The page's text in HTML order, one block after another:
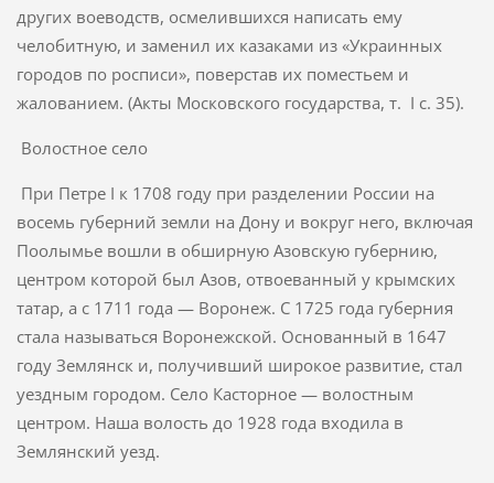
других воеводств, осмелившихся написать ему
челобитную, и заменил их казаками из «Украинных
городов по росписи», поверстав их поместьем и
жалованием. (Акты Московс­кого государства, т. I с. 35).
Волостное село
При Петре I к 1708 году при разделении России на
восемь губерний земли на Дону и вокруг него, включая
Поолымье вошли в обширную Азовскую губернию,
центром которой был Азов, отвоеванный у крымских
татар, а с 1711 года — Воронеж. С 1725 года губерния
стала называться Воронежской. Основанный в 1647
году Землянск и, получивший широкое развитие, стал
уездным городом. Село Касторное — волостным
центром. Наша волость до 1928 года входила в
Землянский уезд.